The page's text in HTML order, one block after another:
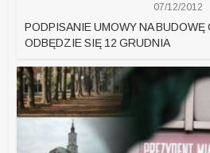
07/12/2012
PODPISANIE UMOWY NA BUDOWĘ
ODBĘDZIE SIĘ 12 GRUDNIA